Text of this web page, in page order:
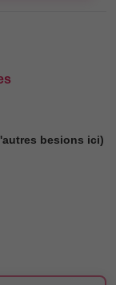
besions ici)